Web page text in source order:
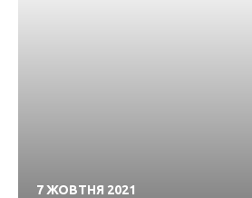
7 ЖОВТНЯ 2021